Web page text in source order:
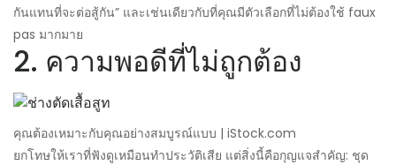
กันแทนที่จะต่อสู้กัน” และเช่นเดียวกับที่คุณมีตัวเลือกที่ไม่ต้องใช้ faux
pas มากมาย
2. ความพอดีที่ไม่ถูกต้อง
คุณต้องเหมาะกับคุณอย่างสมบูรณ์แบบ | iStock.com
ยกโทษให้เราที่ฟังดูเหมือนทำประวัติเสีย แต่สิ่งนี้คือกุญแจสำคัญ: ชุด